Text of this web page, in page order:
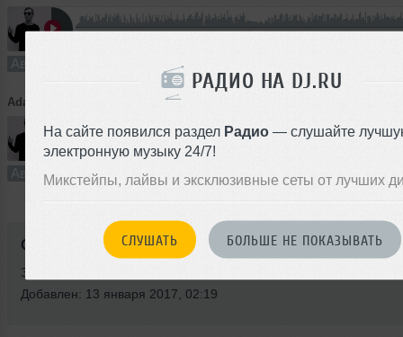
РАДИО НА DJ.RU
На сайте появился раздел Радио — слушайте
электронную музыку 24/7!
Микстейпы, лайвы и эксклюзивные сеты от лучших
СЛУШАТЬ БОЛЬШЕ НЕ ПОКАЗЫВАТЬ
Авторский трек В плейлист (в 2 плейлистах)
Adam Moda & Tantral Tantral - Disconnect (CUT)
2:50 655 раз 2
Авторский трек В плейлист (в 4 плейлистах)
Стиль: Deep House
Записан: 10 августа 2016
Добавлен: 13 января 2017, 02:19